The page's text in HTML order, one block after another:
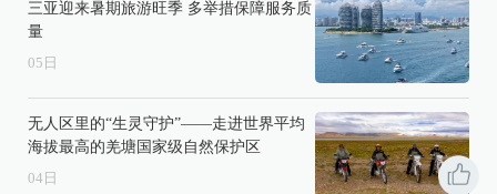
三亚迎来暑期旅游旺季 多举措保障服务质
量
05 日
无人区里的“生灵守护”——走进世界平均
海拔最高的羌塘国家级自然保护区
04 日